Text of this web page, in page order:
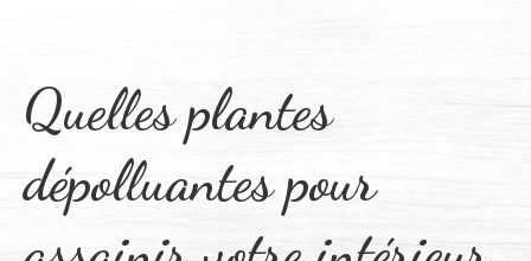
Quelles plantes
dépolluantes pour